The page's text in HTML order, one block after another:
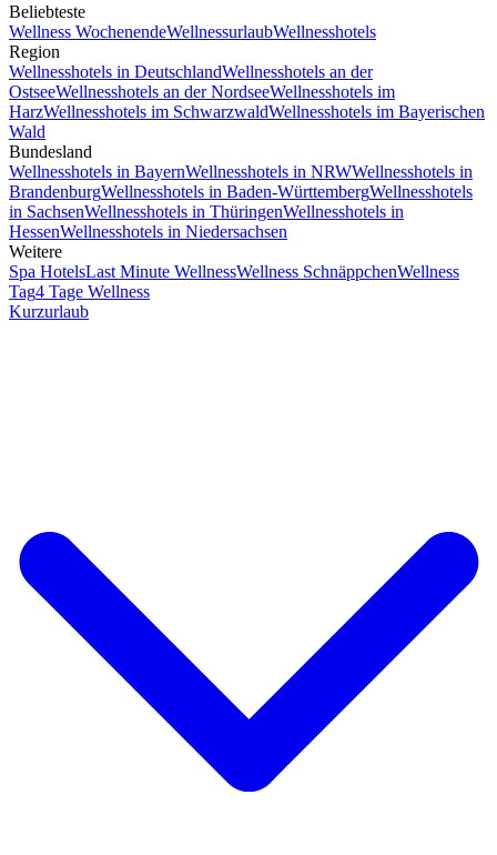
Beliebteste
Wellness WochenendeWellnessurlaubWellnesshotels
Region
Wellnesshotels in DeutschlandWellnesshotels an der
OstseeWellnesshotels an der NordseeWellnesshotels im
HarzWellnesshotels im SchwarzwaldWellnesshotels im Bayerischen
Wald
Bundesland
Wellnesshotels in BayernWellnesshotels in NRWWellnesshotels in
BrandenburgWellnesshotels in Baden-WürttembergWellnesshotels
in SachsenWellnesshotels in ThüringenWellnesshotels in
HessenWellnesshotels in Niedersachsen
Weitere
Spa HotelsLast Minute WellnessWellness SchnäppchenWellness
Tag4 Tage Wellness
Kurzurlaub